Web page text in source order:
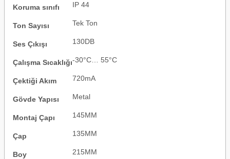
Koruma sınıfı IP 44
Ton Sayısı Tek Ton
Ses Çıkışı 130DB
Çalışma Sıcaklığı-30°C… 55°C
Çektiği Akım 720mA
Gövde Yapısı Metal
Montaj Çapı 145MM
Çap 135MM
Boy 215MM